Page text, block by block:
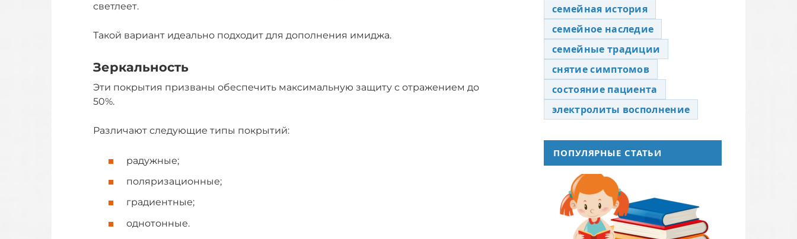
светлеет.
Такой вариант идеально подходит для дополнения имиджа.
Зеркальность
Эти покрытия призваны обеспечить максимальную защиту с отражением до
50%.
Различают следующие типы покрытий:
радужные;
поляризационные;
градиентные;
однотонные.
семейная история
семейное наследие
семейные традиции
снятие симптомов
состояние пациента
электролиты восполнение
ПОПУЛЯРНЫЕ СТАТЬИ